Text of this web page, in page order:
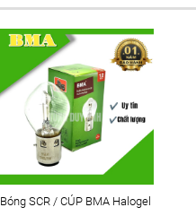
Bóng SCR / CÚP BMA Halogel